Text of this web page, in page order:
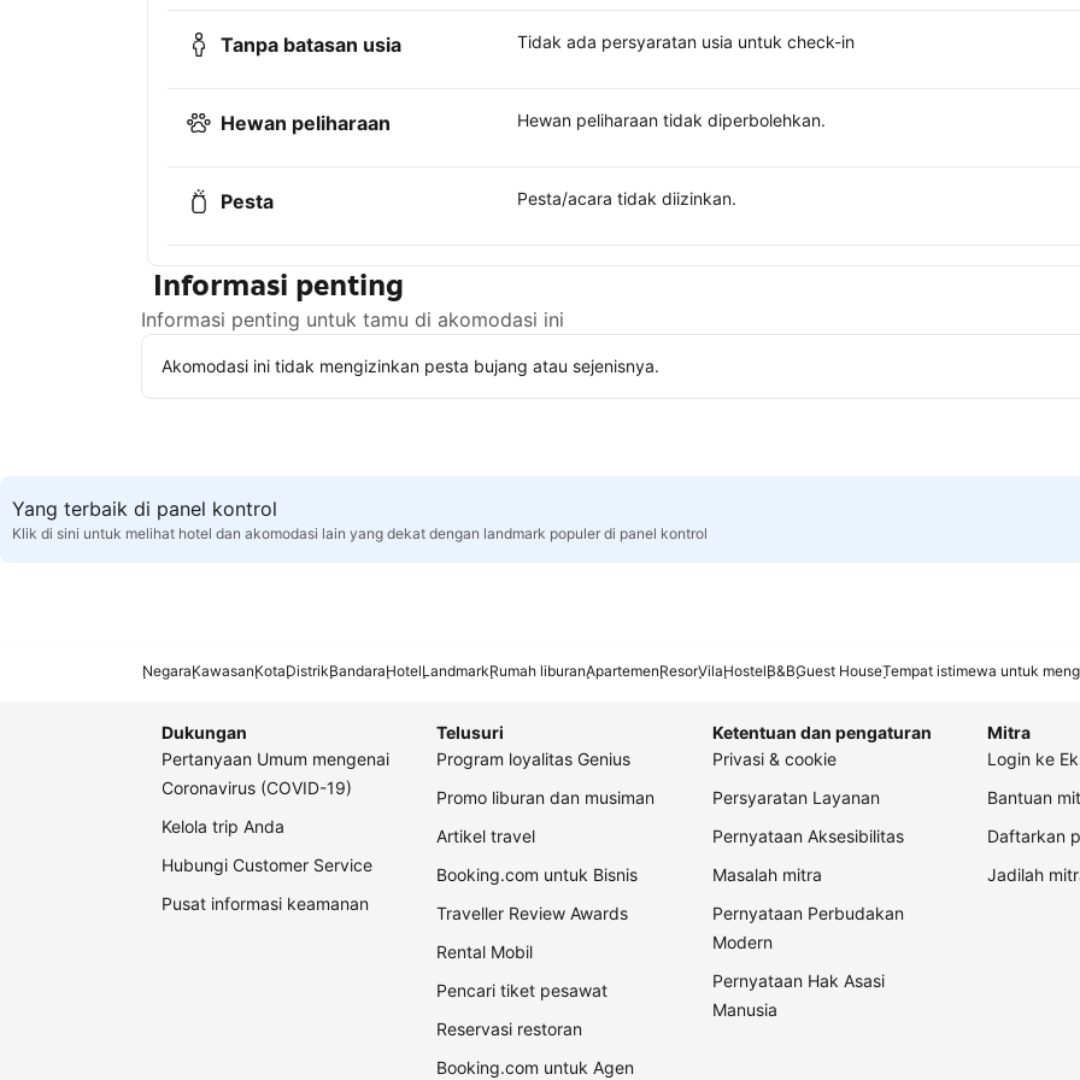
Tanpa batasan usia Tidak ada persyaratan usia untuk check-in
Hewan peliharaan Hewan peliharaan tidak diperbolehkan.
Pesta Pesta/acara tidak diizinkan.
Informasi penting
Informasi penting untuk tamu di akomodasi ini
Akomodasi ini tidak mengizinkan pesta bujang atau sejenisnya.
Yang terbaik di panel kontrol
Klik di sini untuk melihat hotel dan akomodasi lain yang dekat dengan landmark populer di panel kontrol
NegaraKawasanKotaDistrikBandaraHotelLandmarkRumah liburanApartemenResorVilaHostelB&BGuest HouseTempat istimewa untuk
Dukungan
Pertanyaan Umum mengenai
Coronavirus (COVID-19)
Kelola trip Anda
Hubungi Customer Service
Pusat informasi keamanan
Telusuri
Program loyalitas Genius
Promo liburan dan musiman
Artikel travel
Booking.com untuk Bisnis
Traveller Review Awards
Rental Mobil
Pencari tiket pesawat
Reservasi restoran
Booking.com untuk Agen
Ketentuan dan pengaturan
Privasi & cookie
Persyaratan Layanan
Pernyataan Aksesibilitas
Masalah mitra
Pernyataan Perbudakan
Modern
Pernyataan Hak Asasi
Manusia
Mitra
Login ke
Bantuan
Daftarkan
Jadilah